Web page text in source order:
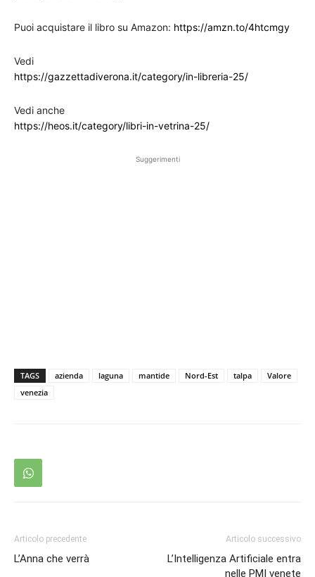
Puoi acquistare il libro su Amazon: https://amzn.to/4htcmgy
Vedi
https://gazzettadiverona.it/category/in-libreria-25/
Vedi anche
https://heos.it/category/libri-in-vetrina-25/
Suggerimenti
TAGS azienda laguna mantide Nord-Est talpa
Valore
venezia
Articolo precedente
L’Anna che verrà
Articolo successivo
L’Intelligenza Artificiale entra
nelle PMI venete